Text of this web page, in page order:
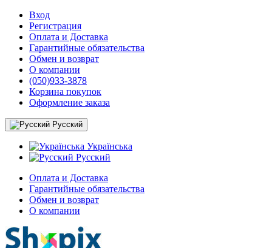
Вход
Регистрация
Оплата и Доставка
Гарантийные обязательства
Обмен и возврат
О компании
(050)933-3878
Корзина покупок
Оформление заказа
Русский
Українська
Русский
Оплата и Доставка
Гарантийные обязательства
Обмен и возврат
О компании